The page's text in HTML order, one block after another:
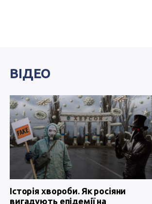
ВІДЕО
Історія хвороби. Як росіяни
вигадують епідемії на